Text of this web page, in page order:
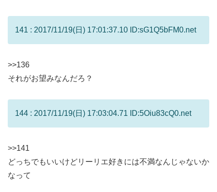
141 : 2017/11/19(日) 17:01:37.10 ID:sG1Q5bFM0.net
>>136
それがお望みなんだろ？
144 : 2017/11/19(日) 17:03:04.71 ID:5Oiu83cQ0.net
>>141
どっちでもいいけどリーリエ好きには不満なんじゃないか
なって